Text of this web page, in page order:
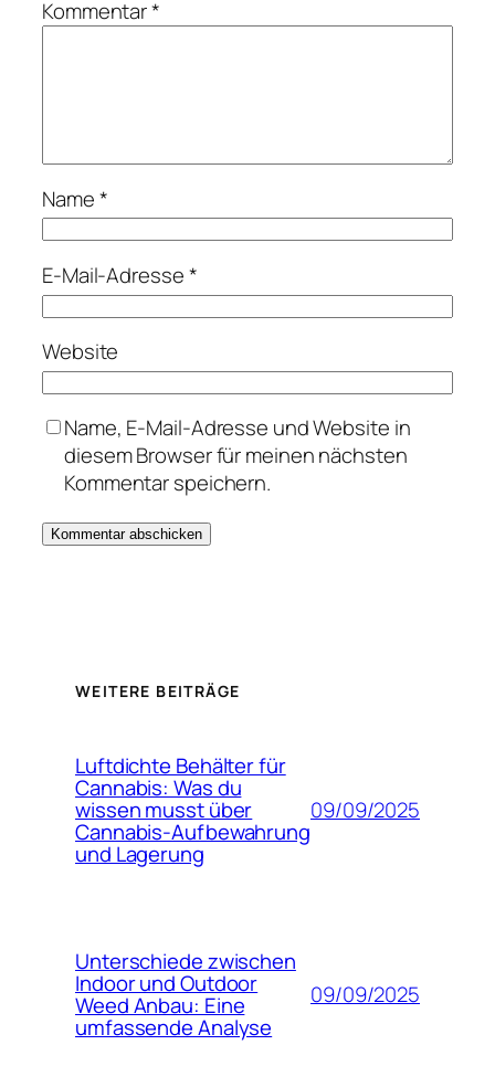
Kommentar*
Name*
E-Mail-Adresse*
Website
Name, E-Mail-Adresse und Website in
diesem Browser für meinen nächsten
Kommentar speichern.
WEITERE BEITRÄGE
Luftdichte Behälter für
Cannabis: Was du
wissen musst über
Cannabis-Aufbewahrung
und Lagerung
09/09/2025
Unterschiede zwischen
Indoor und Outdoor
Weed Anbau: Eine
umfassende Analyse
09/09/2025